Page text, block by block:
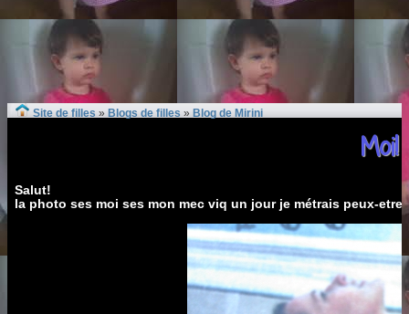
Site de filles » Blogs de filles » Blog de Mirini
Moi!
Salut!
la photo ses moi ses mon mec viq un jour je métrais peux-